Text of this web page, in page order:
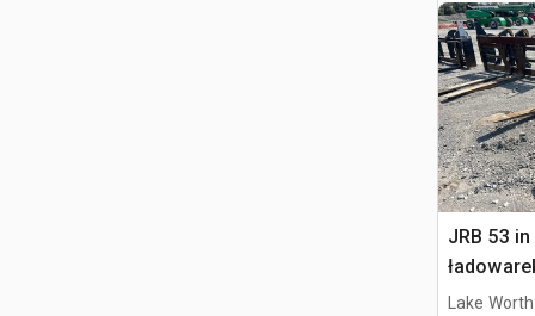
JRB 53 in
Lake